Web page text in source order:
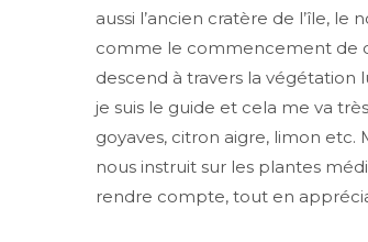
aussi l’ancien cratère de l’île,
comme le commencement de
descend à travers la végétation
je suis le guide et cela me va
goyaves, citron aigre, limon
nous instruit sur les plantes
rendre compte, tout en